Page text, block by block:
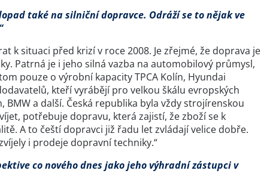
také na silniční dopravce. Odráží se to nějak ve
k situaci před krizí v roce 2008. Je zřejmé, že doprava je
Patrná je i jeho silná vazba na automobilový průmysl,
pouze o výrobní kapacity TPCA Kolín, Hyundai
kteří vyrábějí pro velkou škálu evropských
a další. Česká republika byla vždy strojírenskou
potřebuje dopravu, která zajistí, že zboží se k
A to čeští dopravci již řadu let zvládají velice dobře.
i prodeje dopravní techniky.“
co nového dnes jako jeho výhradní zástupci v